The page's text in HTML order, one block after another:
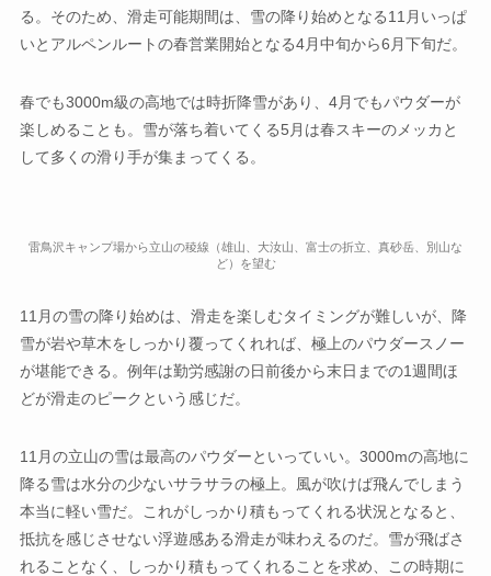
る。そのため、滑走可能期間は、雪の降り始めとなる11月いっぱ
いとアルペンルートの春営業開始となる4月中旬から6月下旬だ。
春でも3000m級の高地では時折降雪があり、4月でもパウダーが
楽しめることも。雪が落ち着いてくる5月は春スキーのメッカと
して多くの滑り手が集まってくる。
雷鳥沢キャンプ場から立山の稜線（雄山、大汝山、富士の折立、真砂岳、別山な
ど）を望む
11月の雪の降り始めは、滑走を楽しむタイミングが難しいが、降
雪が岩や草木をしっかり覆ってくれれば、極上のパウダースノー
が堪能できる。例年は勤労感謝の日前後から末日までの1週間ほ
どが滑走のピークという感じだ。
11月の立山の雪は最高のパウダーといっていい。3000mの高地に
降る雪は水分の少ないサラサラの極上。風が吹けば飛んでしまう
本当に軽い雪だ。これがしっかり積もってくれる状況となると、
抵抗を感じさせない浮遊感ある滑走が味わえるのだ。雪が飛ばさ
れることなく、しっかり積もってくれることを求め、この時期に